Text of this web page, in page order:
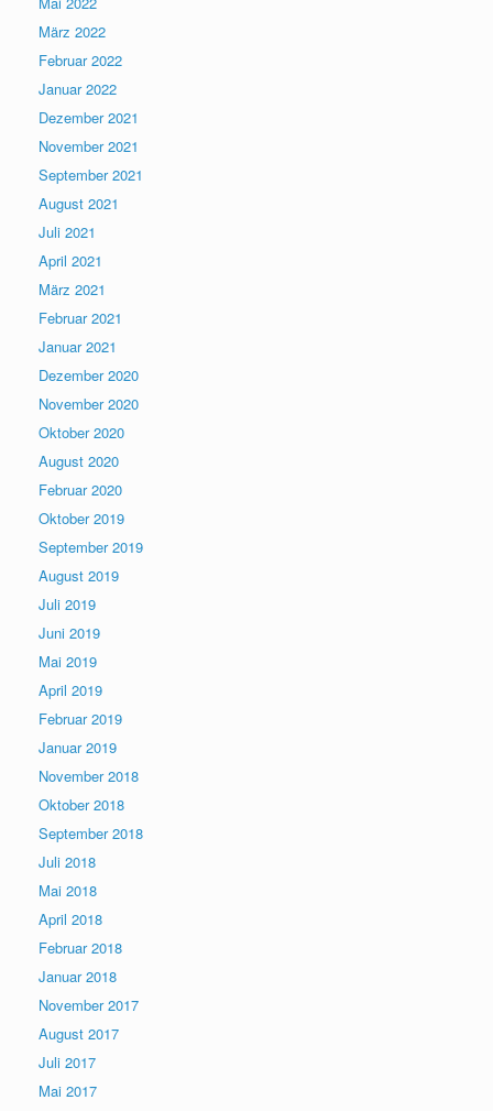
März 2022
Februar 2022
Januar 2022
Dezember 2021
November 2021
September 2021
August 2021
Juli 2021
April 2021
März 2021
Februar 2021
Januar 2021
Dezember 2020
November 2020
Oktober 2020
August 2020
Februar 2020
Oktober 2019
September 2019
August 2019
Juli 2019
Juni 2019
Mai 2019
April 2019
Februar 2019
Januar 2019
November 2018
Oktober 2018
September 2018
Juli 2018
Mai 2018
April 2018
Februar 2018
Januar 2018
November 2017
August 2017
Juli 2017
Mai 2017